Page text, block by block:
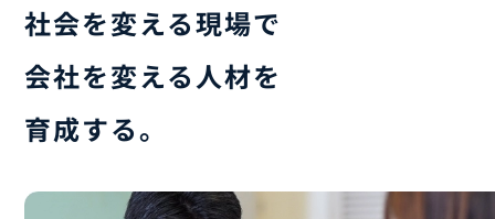
お問い合わせ
社会を変える現場で
会社を変える人材を
育成する。